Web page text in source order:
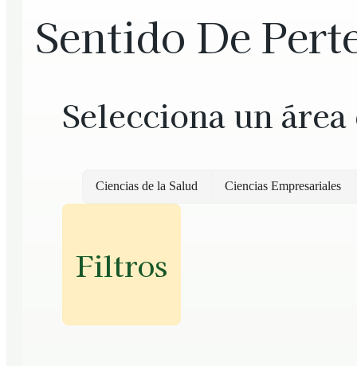
Sentido De
Selecciona un
Ciencias de la Salud Ciencias Empresariales
Filtros